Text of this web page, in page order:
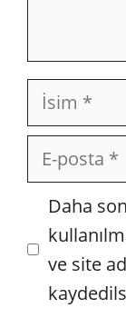
İsim
posta
İnternet
sitesi
Daha
ve site